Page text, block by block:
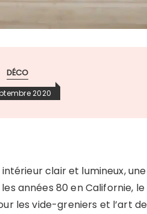
DÉCO
2020
clair et lumineux,
années 80 en Californie,
les vide-greniers et l’art